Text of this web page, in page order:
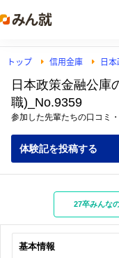
トップ 信用金庫 日
日本政策金融公庫
職)_No.9359
参加した先輩たちの口コミ
体験記を投稿する
27卒みんな
基本情報